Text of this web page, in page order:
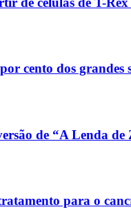
cento dos
de “A Lenda
para o